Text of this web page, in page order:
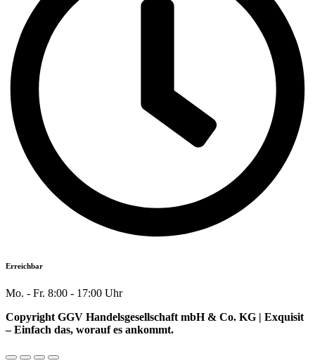
Erreichbar
Mo. - Fr. 8:00 - 17:00 Uhr
Copyright GGV Handelsgesellschaft mbH & Co. KG | Exquisit
– Einfach das, worauf es ankommt.